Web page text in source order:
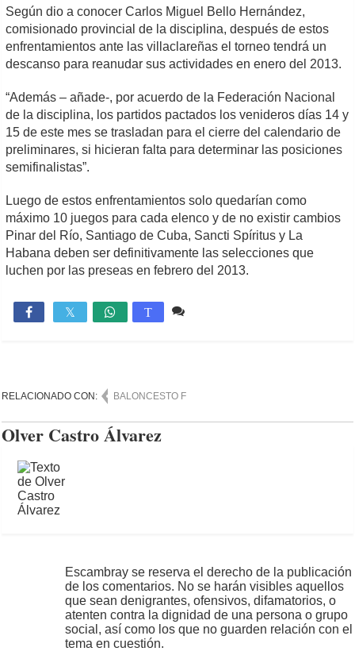
Según dio a conocer Carlos Miguel Bello Hernández,
comisionado provincial de la disciplina, después de estos
enfrentamientos ante las villaclareñas el torneo tendrá un
descanso para reanudar sus actividades en enero del 2013.
“Además – añade-, por acuerdo de la Federación Nacional
de la disciplina, los partidos pactados los venideros días 14 y
15 de este mes se trasladan para el cierre del calendario de
preliminares, si hicieran falta para determinar las posiciones
semifinalistas”.
Luego de estos enfrentamientos solo quedarían como
máximo 10 juegos para cada elenco y de no existir cambios
Pinar del Río, Santiago de Cuba, Sancti Spíritus y La
Habana deben ser definitivamente las selecciones que
luchen por las preseas en febrero del 2013.
 T
RELACIONADO CON: BALONCESTO F
Olver Castro Álvarez
Escambray se reserva el derecho de la publicación
de los comentarios. No se harán visibles aquellos
que sean denigrantes, ofensivos, difamatorios, o
atenten contra la dignidad de una persona o grupo
social, así como los que no guarden relación con el
tema en cuestión.